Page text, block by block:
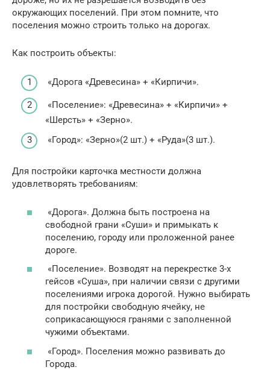
окружающих поселений. При этом помните, что
поселения можно строить только на дорогах.
Как построить объекты:
«Дорога «Древесина» + «Кирпичи».
«Поселение»: «Древесина» + «Кирпичи» +
«Шерсть» + «Зерно».
«Город»: «Зерно»(2 шт.) + «Руда»(3 шт.).
Для постройки карточка местности должна
удовлетворять требованиям:
«Дорога». Должна быть построена на
свободной грани «Суши» и примыкать к
поселению, городу или проложенной ранее
дороге.
«Поселение». Возводят на перекрестке 3-х
гейсов «Суша», при наличии связи с другими
поселениями игрока дорогой. Нужно выбирать
для постройки свободную ячейку, не
соприкасающуюся гранями с заполненной
чужими объектами.
«Город». Поселения можно развивать до
Города.